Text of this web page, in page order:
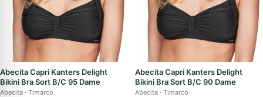
Abecita Capri Kanters Delight
Bikini Bra Sort B/C 95 Dame
Abecita Timarco
Abecita Capri Kanters Delight
Bikini Bra Sort B/C 90 Dame
Abecita Timarco